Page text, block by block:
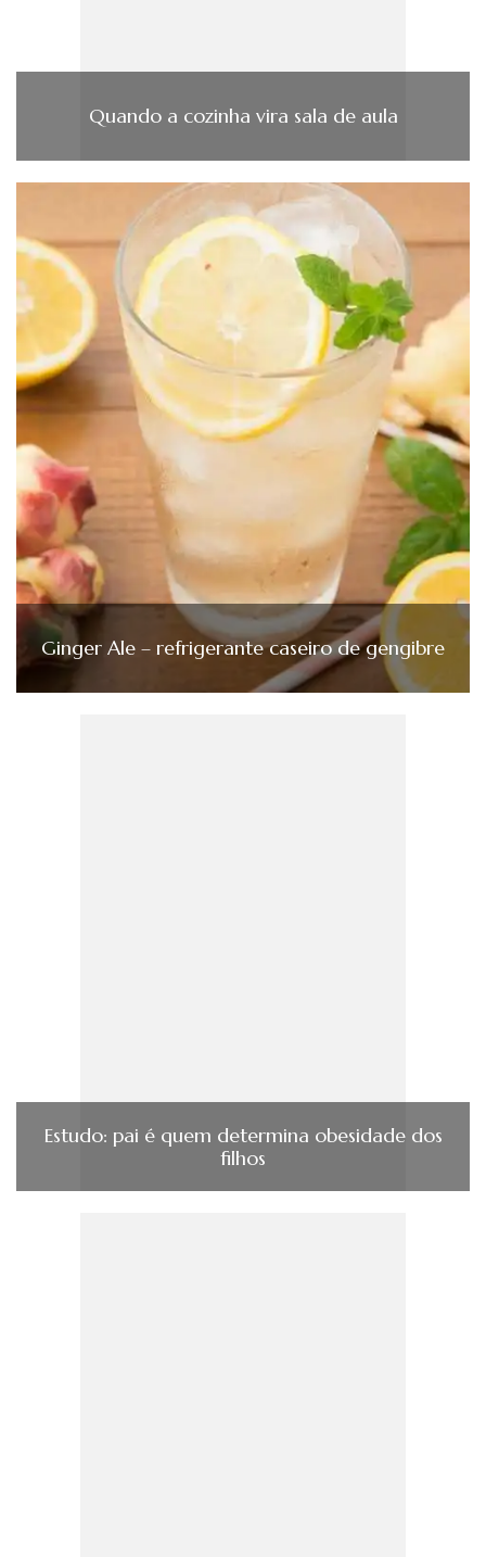
Quando a cozinha vira sala de aula
Ginger Ale – refrigerante caseiro de gengibre
Estudo: pai é quem determina obesidade dos
filhos